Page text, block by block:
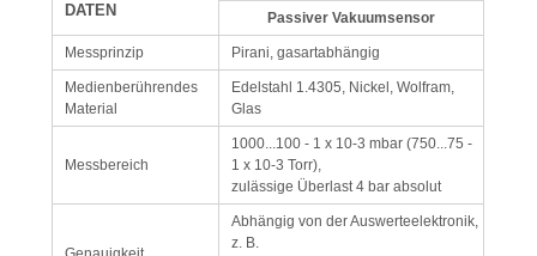
DATEN
Passiver Vakuumsensor
Messprinzip Pirani, gasartabhängig
Medienberührendes
Material
Edelstahl 1.4305, Nickel, Wolfram,
Glas
Messbereich
1000...100 - 1 x 10-3 mbar (750...75 -
1 x 10-3 Torr),
zulässige Überlast 4 bar absolut
Abhängig von der Auswerteelektronik,
z. B.